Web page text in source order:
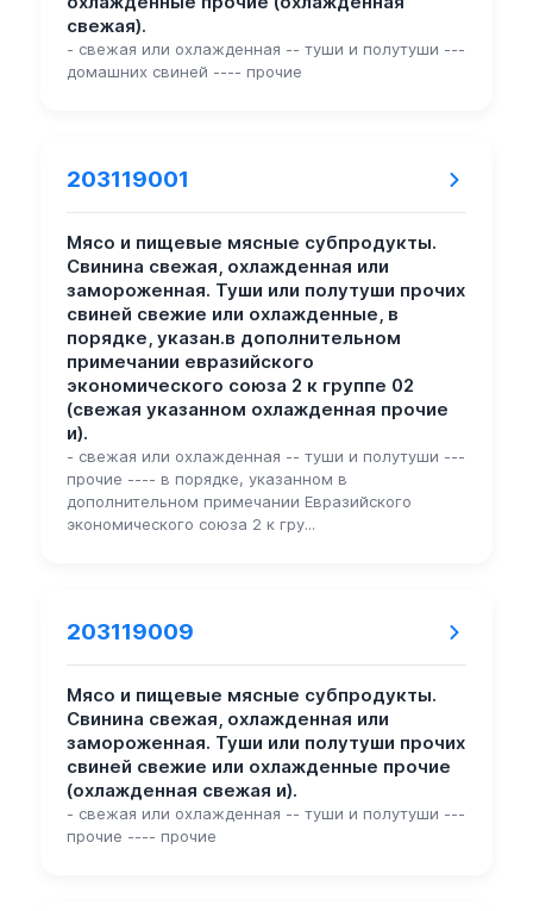
свежая).
- свежая или охлажденная -- туши и полутуши ---
домашних свиней ---- прочие
203119001
Мясо и пищевые мясные субпродукты.
Свинина свежая, охлажденная или
замороженная. Туши или полутуши прочих
свиней свежие или охлажденные, в
порядке, указан.в дополнительном
примечании евразийского
экономического союза 2 к группе 02
(свежая указанном охлажденная прочие
и).
- свежая или охлажденная -- туши и полутуши ---
прочие ---- в порядке, указанном в
дополнительном примечании Евразийского
экономического союза 2 к гру...
203119009
Мясо и пищевые мясные субпродукты.
Свинина свежая, охлажденная или
замороженная. Туши или полутуши прочих
свиней свежие или охлажденные прочие
(охлажденная свежая и).
- свежая или охлажденная -- туши и полутуши ---
прочие ---- прочие